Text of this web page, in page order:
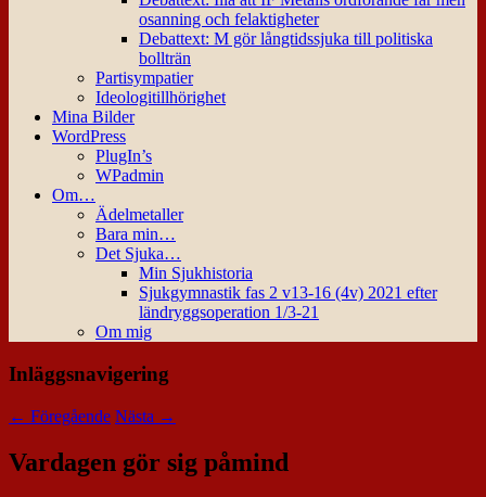
osanning och felaktigheter
Debattext: M gör långtidssjuka till politiska
bollträn
Partisympatier
Ideologitillhörighet
Mina Bilder
WordPress
PlugIn’s
WPadmin
Om…
Ädelmetaller
Bara min…
Det Sjuka…
Min Sjukhistoria
Sjukgymnastik fas 2 v13-16 (4v) 2021 efter
ländryggsoperation 1/3-21
Om mig
Inläggsnavigering
← Föregående Nästa →
Vardagen gör sig påmind